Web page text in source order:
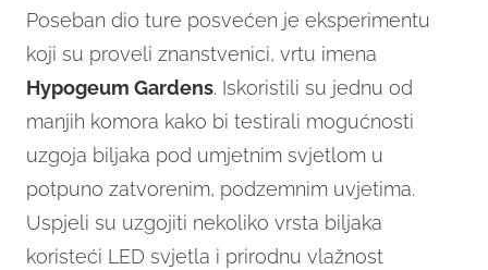
Poseban dio ture posvećen je eksperimentu
koji su proveli znanstvenici, vrtu imena
Hypogeum Gardens. Iskoristili su jednu od
manjih komora kako bi testirali mogućnosti
uzgoja biljaka pod umjetnim svjetlom u
potpuno zatvorenim, podzemnim uvjetima.
Uspjeli su uzgojiti nekoliko vrsta biljaka
koristeći LED svjetla i prirodnu vlažnost